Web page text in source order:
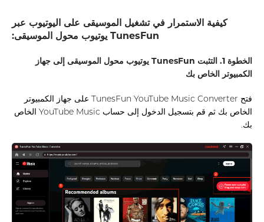
كيفية الاستمرار في تشغيل الموسيقى على اليوتيوب عبر
TunesFun يوتيوب محول الموسيقى:
الخطوة 1. التثبت TunesFun يوتيوب محول الموسيقى إلى جهاز
الكمبيوتر الخاص بك
فتح TunesFun YouTube Music Converter على جهاز الكمبيوتر
الخاص بك ثم قم بتسجيل الدخول إلى حساب YouTube Music الخاص
بك.